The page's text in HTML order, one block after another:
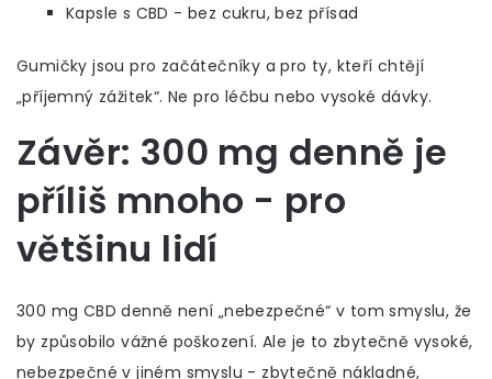
Kapsle s CBD - bez cukru, bez přísad
Gumičky jsou pro začátečníky a pro ty, kteří chtějí
„příjemný zážitek“. Ne pro léčbu nebo vysoké dávky.
Závěr: 300 mg denně je
příliš mnoho - pro
většinu lidí
300 mg CBD denně není „nebezpečné“ v tom smyslu, že
by způsobilo vážné poškození. Ale je to zbytečně vysoké,
nebezpečné v jiném smyslu - zbytečně nákladné,